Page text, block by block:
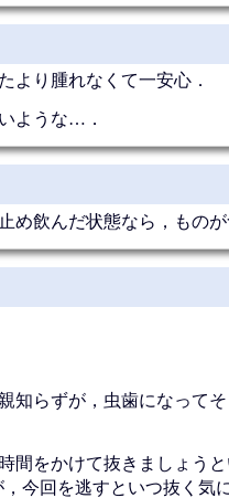
より腫れなくて一安心．
ような…．
め飲んだ状態なら，もの
知らずが，虫歯になって
間をかけて抜きましょう
今回を逃すといつ抜く気